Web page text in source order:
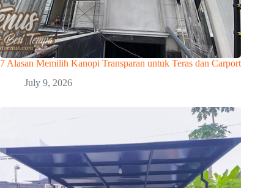
7 Alasan Memilih Kanopi Transparan untuk Teras dan Carport
July 9, 2026